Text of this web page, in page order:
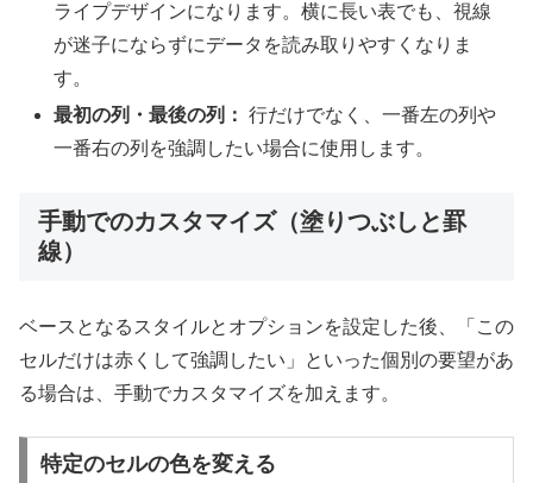
ライプデザインになります。横に長い表でも、視線
が迷子にならずにデータを読み取りやすくなりま
す。
最初の列・最後の列： 行だけでなく、一番左の列や
一番右の列を強調したい場合に使用します。
手動でのカスタマイズ（塗りつぶしと罫
線）
ベースとなるスタイルとオプションを設定した後、「この
セルだけは赤くして強調したい」といった個別の要望があ
る場合は、手動でカスタマイズを加えます。
特定のセルの色を変える